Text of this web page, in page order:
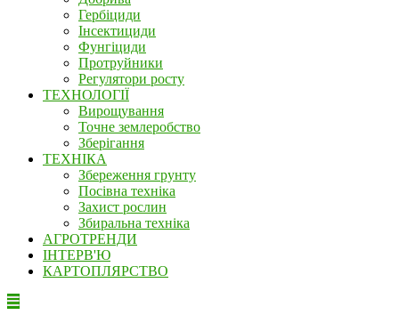
Гербіциди
Інсектициди
Фунгіциди
Протруйники
Регулятори росту
ТЕХНОЛОГІЇ
Вирощування
Точне землеробство
Зберігання
ТЕХНІКА
Збереження грунту
Посівна техніка
Захист рослин
Збиральна техніка
АГРОТРЕНДИ
ІНТЕРВ'Ю
КАРТОПЛЯРСТВО